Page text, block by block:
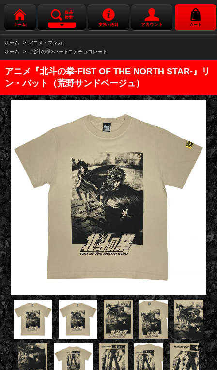
ホーム > アニメ・マンガ
ホーム
> 北斗の拳×ハードコアチョコレート
アニメ『北斗の拳-FIST OF THE NORTH STAR-』リ
ン・バット（荒野サンドベージュ）